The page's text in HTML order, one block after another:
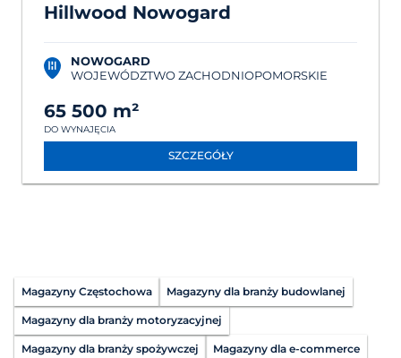
Hillwood Nowogard
NOWOGARD
WOJEWÓDZTWO ZACHODNIOPOMORSKIE
65 500 m²
DO WYNAJĘCIA
SZCZEGÓŁY
Magazyny Częstochowa Magazyny dla branży budowlanej
Magazyny dla branży motoryzacyjnej
Magazyny dla branży spożywczej Magazyny dla e-commerce